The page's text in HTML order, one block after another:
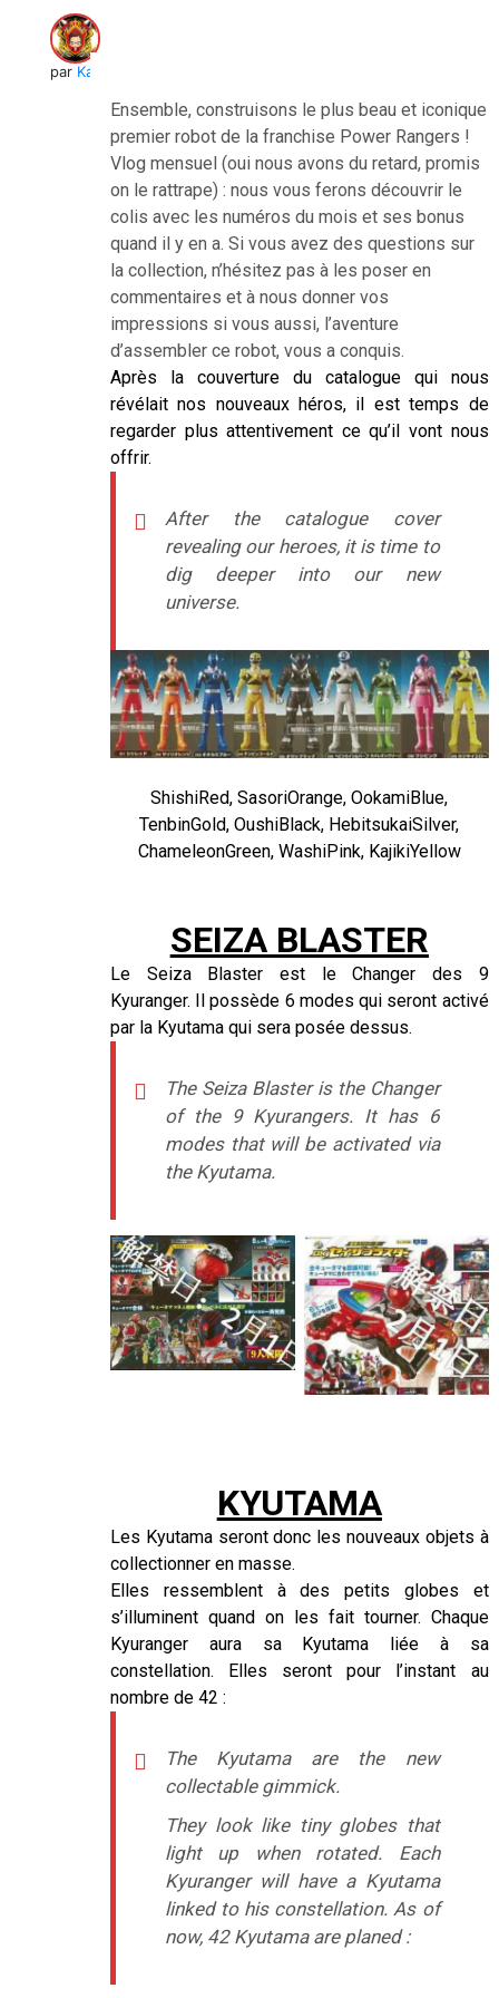
par Kai
Ensemble, construisons le plus beau et iconique
premier robot de la franchise Power Rangers !
Vlog mensuel (oui nous avons du retard, promis
on le rattrape) : nous vous ferons découvrir le
colis avec les numéros du mois et ses bonus
quand il y en a. Si vous avez des questions sur
la collection, n’hésitez pas à les poser en
commentaires et à nous donner vos
impressions si vous aussi, l’aventure
d’assembler ce robot, vous a conquis.
Après la couverture du catalogue qui nous
révélait nos nouveaux héros, il est temps de
regarder plus attentivement ce qu’il vont nous
offrir.
After the catalogue cover
revealing our heroes, it is time to
dig deeper into our new
universe.
ShishiRed, SasoriOrange, OokamiBlue,
TenbinGold, OushiBlack, HebitsukaiSilver,
ChameleonGreen, WashiPink, KajikiYellow
SEIZA BLASTER
Le Seiza Blaster est le Changer des 9
Kyuranger. Il possède 6 modes qui seront activé
par la Kyutama qui sera posée dessus.
The Seiza Blaster is the Changer
of the 9 Kyurangers. It has 6
modes that will be activated via
the Kyutama.
KYUTAMA
Les Kyutama seront donc les nouveaux objets à
collectionner en masse.
Elles ressemblent à des petits globes et
s’illuminent quand on les fait tourner. Chaque
Kyuranger aura sa Kyutama liée à sa
constellation. Elles seront pour l’instant au
nombre de 42 :
The Kyutama are the new
collectable gimmick.
They look like tiny globes that
light up when rotated. Each
Kyuranger will have a Kyutama
linked to his constellation. As of
now, 42 Kyutama are planed :